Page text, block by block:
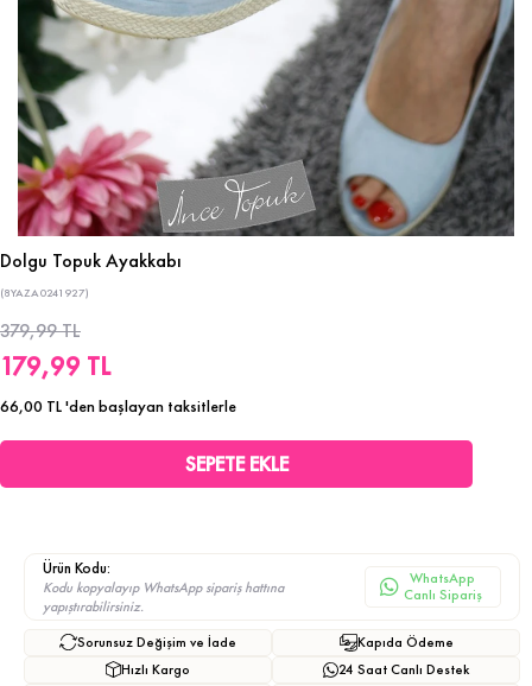
Dolgu Topuk Ayakkabı
(8YAZA0241927)
379,99 TL
179,99 TL
66,00 TL'den başlayan taksitlerle
Ürün Kodu:
Kodu kopyalayıp WhatsApp sipariş hattına
yapıştırabilirsiniz.
WhatsApp
Canlı Sipariş
Sorunsuz Değişim ve İade
Hızlı Kargo
Kapıda Ödeme
24 Saat Canlı Destek